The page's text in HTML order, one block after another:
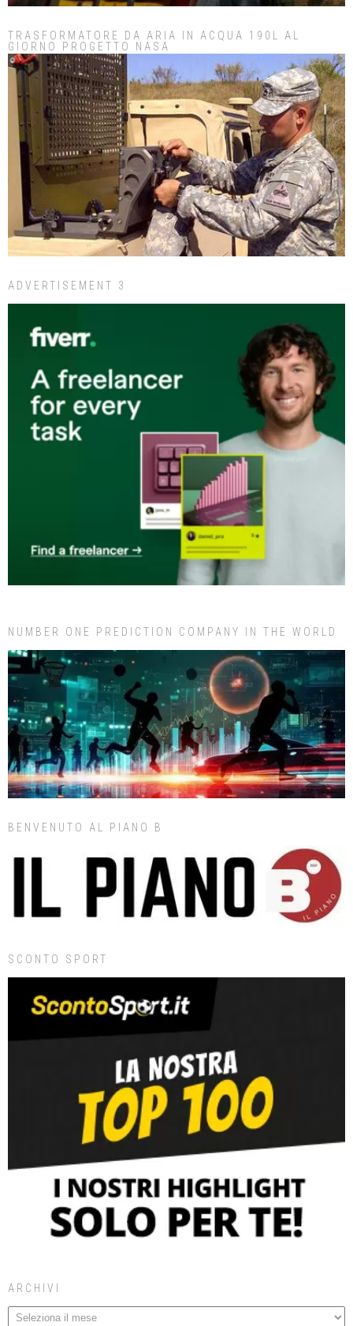
TRASFORMATORE DA ARIA IN ACQUA 190L AL
GIORNO PROGETTO NASA
ADVERTISEMENT 3
NUMBER ONE PREDICTION COMPANY IN THE WORLD
BENVENUTO AL PIANO B
SCONTO SPORT
ARCHIVI